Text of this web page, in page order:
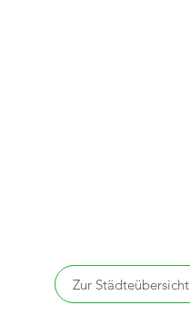
Zur Städteübersicht